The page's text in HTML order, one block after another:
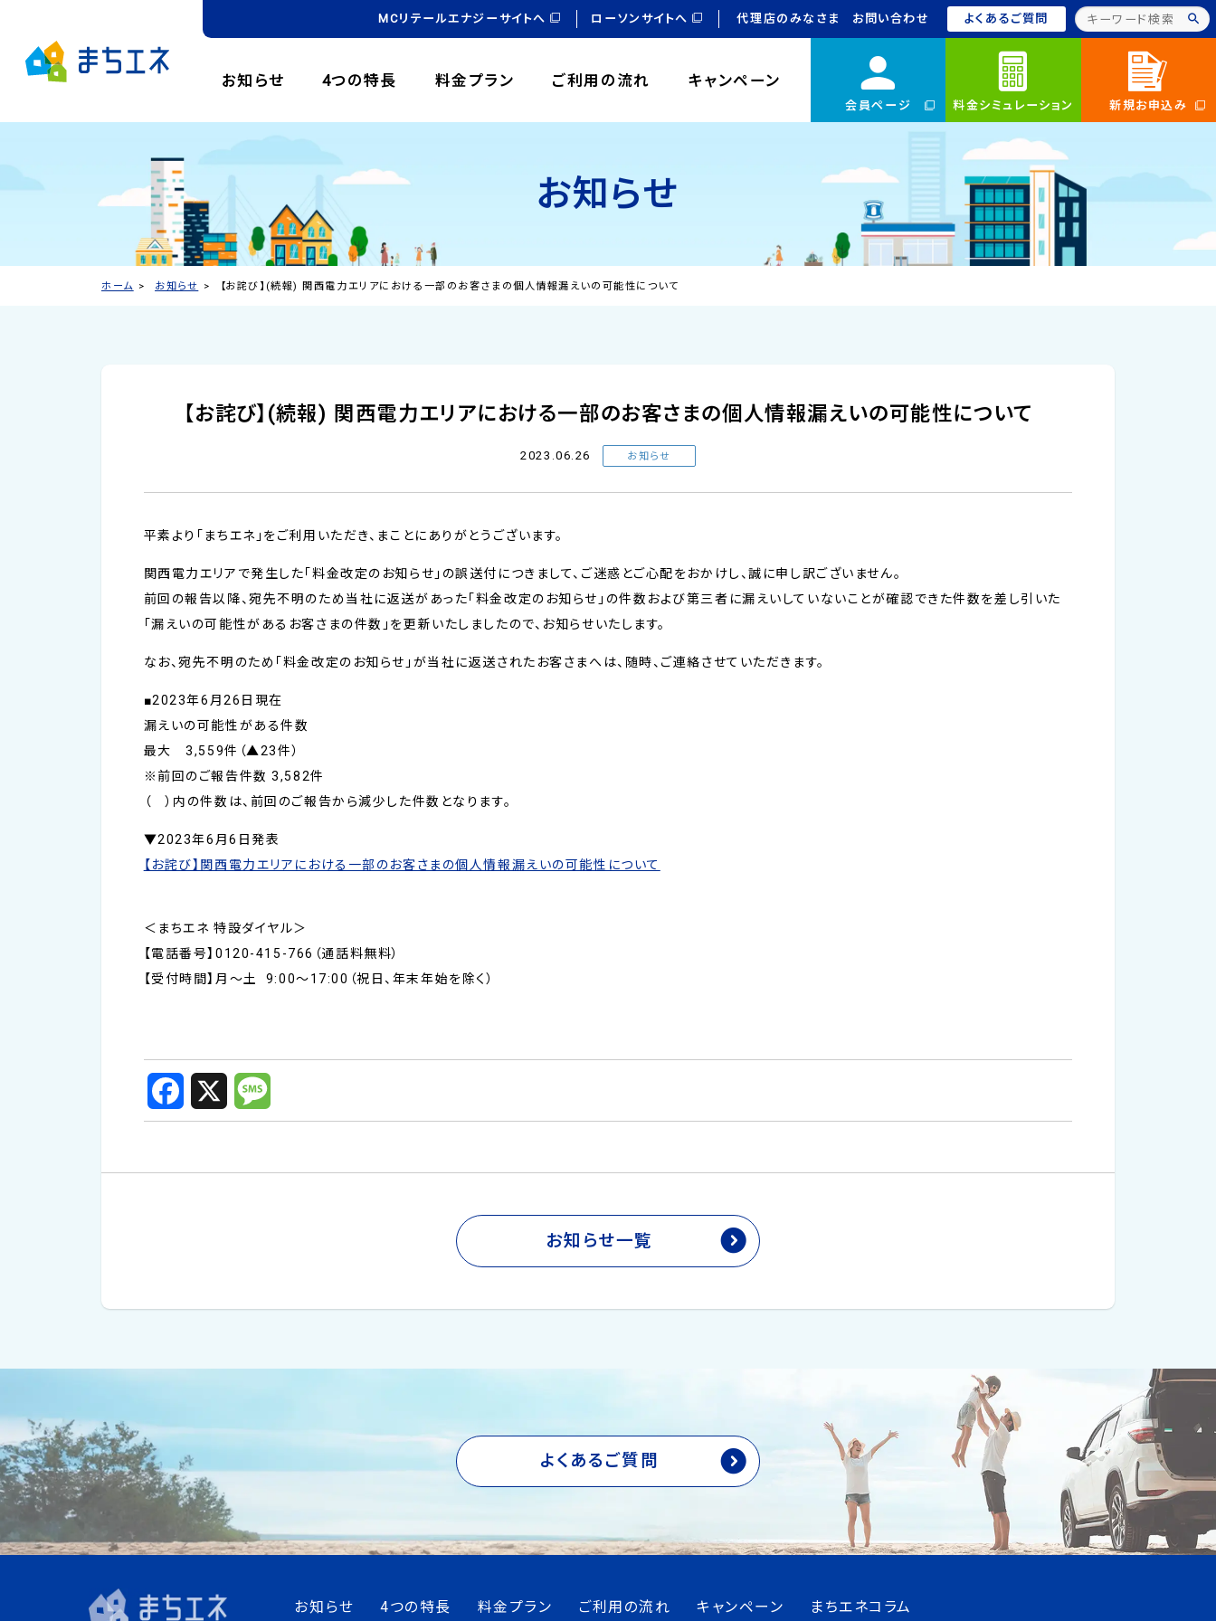
会員ページ 料金シミュレーション 新規お申込み
お知らせ 4つの特長 料金プラン ご利用の流れ キャンペーン
MCリテールエナジーサイトへ ローソンサイトへ 代理店のみなさま お問い合わせ よくあるご質問
お知らせ
ホーム お知らせ 【お詫び】(続報) 関西電力エリアにおける一部のお客さまの個人情報漏えいの可能性について
【お詫び】(続報) 関西電力エリアにおける一部のお客さまの個人情報漏えいの可能性について
2023.06.26 お知らせ
平素より「まちエネ」をご利用いただき、まことにありがとうございます。
関西電力エリアで発生した「料金改定のお知らせ」の誤送付につきまして、ご迷惑とご心配をおかけし、誠に申し訳ございません。
前回の報告以降、宛先不明のため当社に返送があった「料金改定のお知らせ」の件数および第三者に漏えいしていないことが確認できた件数を差し引いた
「漏えいの可能性があるお客さまの件数」を更新いたしましたので、お知らせいたします。
なお、宛先不明のため「料金改定のお知らせ」が当社に返送されたお客さまへは、随時、ご連絡させていただきます。
■2023年6月26日現在
漏えいの可能性がある件数
最大 3,559件（▲23件）
※前回のご報告件数 3,582件
（ ）内の件数は、前回のご報告から減少した件数となります。
▼2023年6月6日発表
【お詫び】関西電力エリアにおける一部のお客さまの個人情報漏えいの可能性について
＜まちエネ 特設ダイヤル＞
【電話番号】0120-415-766（通話料無料）
【受付時間】月～土 9:00～17:00（祝日、年末年始を除く）
F
c
e
X
M
s
s
お知らせ一覧
よくあるご質問
お知らせ 4つの特長 料金プラン ご利用の流れ キャンペーン まちエネコラム